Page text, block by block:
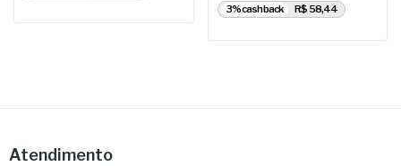
3% cashback R$ 58,44
Atendimento